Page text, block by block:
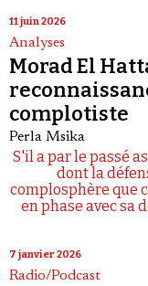
11 juin 2026
Analyses
Morad El
complotiste
Perla Msika
S'il a par le passé
dont la
complosphère que
en phase avec sa
7 janvier 2026
Radio/Podcast